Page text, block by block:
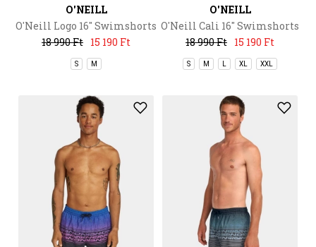
O'NEILL
O'Neill Logo 16'' Swimshorts
18 990 Ft 15 190 Ft
S M
O'NEILL
O'Neill Cali 16'' Swimshorts
18 990 Ft 15 190 Ft
S M L XL XXL